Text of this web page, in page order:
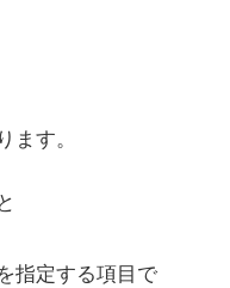
ます。
指定する項目で